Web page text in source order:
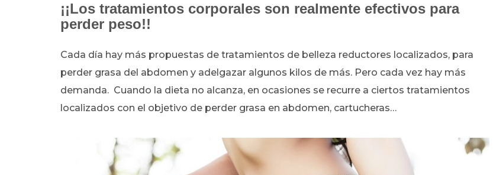
¡¡Los tratamientos corporales son realmente efectivos para
perder peso!!
Cada día hay más propuestas de tratamientos de belleza reductores localizados, para
perder grasa del abdomen y adelgazar algunos kilos de más. Pero cada vez hay más
demanda. Cuando la dieta no alcanza, en ocasiones se recurre a ciertos tratamientos
localizados con el objetivo de perder grasa en abdomen, cartucheras…